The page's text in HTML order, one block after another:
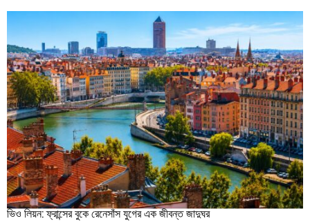
ভিও লিয়ন: ফ্রান্সের বুকে রেনেসাঁস যুগের এক জীবন্ত জাদুঘর